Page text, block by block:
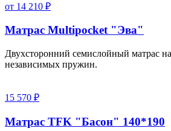
от 14 210 ₽
Матрас Multipocket "Эва"
Двухсторонний семислойный матрас на
независимых пружин.
15 570 ₽
Матрас TFK "Басон" 140*190